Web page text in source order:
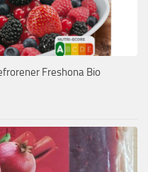
Freshona Bio